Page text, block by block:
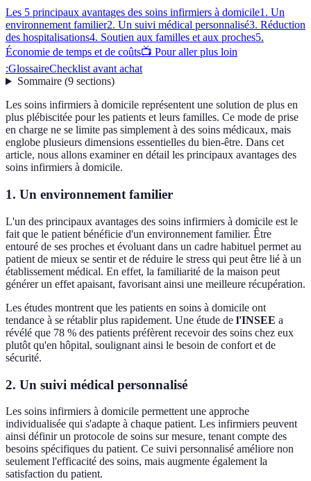
Les 5 principaux avantages des soins infirmiers à domicile1. Un
environnement familier2. Un suivi médical personnalisé3. Réduction
des hospitalisations4. Soutien aux familles et aux proches5.
Économie de temps et de coûts📺 Pour aller plus loin
:GlossaireChecklist avant achat
Sommaire(9 sections)
Les soins infirmiers à domicile représentent une solution de plus en
plus plébiscitée pour les patients et leurs familles. Ce mode de prise
en charge ne se limite pas simplement à des soins médicaux, mais
englobe plusieurs dimensions essentielles du bien-être. Dans cet
article, nous allons examiner en détail les principaux avantages des
soins infirmiers à domicile.
1. Un environnement familier
L'un des principaux avantages des soins infirmiers à domicile est le
fait que le patient bénéficie d'un environnement familier. Être
entouré de ses proches et évoluant dans un cadre habituel permet au
patient de mieux se sentir et de réduire le stress qui peut être lié à un
établissement médical. En effet, la familiarité de la maison peut
générer un effet apaisant, favorisant ainsi une meilleure récupération.
Les études montrent que les patients en soins à domicile ont
tendance à se rétablir plus rapidement. Une étude de l'INSEE a
révélé que 78 % des patients préfèrent recevoir des soins chez eux
plutôt qu'en hôpital, soulignant ainsi le besoin de confort et de
sécurité.
2. Un suivi médical personnalisé
Les soins infirmiers à domicile permettent une approche
individualisée qui s'adapte à chaque patient. Les infirmiers peuvent
ainsi définir un protocole de soins sur mesure, tenant compte des
besoins spécifiques du patient. Ce suivi personnalisé améliore non
seulement l'efficacité des soins, mais augmente également la
satisfaction du patient.